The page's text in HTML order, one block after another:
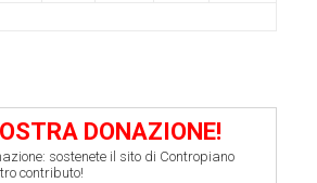
DONAZIONE!
sostenete il sito di Contropiano
contributo!